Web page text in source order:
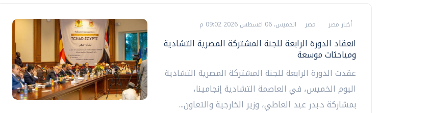
أخبار مصر مصر الخميس، 06 اغسطس 2026 09:02 م
انعقاد الدورة الرابعة للجنة المشتركة المصرية التشادية
ومباحثات موسعة
عقدت الدورة الرابعة للجنة المشتركة المصرية التشادية
اليوم الخميس، في العاصمة التشادية إنجامينا،
بمشاركة د.بدر عبد العاطي، وزير الخارجية والتعاون...